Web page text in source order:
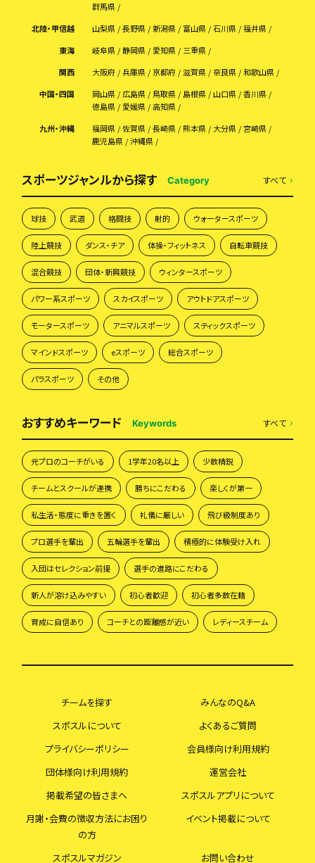
群馬県
北陸・甲信越
山梨県 長野県 新潟県 富山県 石川県
福井県
東海
岐阜県 静岡県 愛知県
三重県
関西
大阪府 兵庫県 京都府 滋賀県 奈良県
和歌山県
中国・四国
岡山県 広島県 鳥取県 島根県 山口県
香川県
徳島県
愛媛県
高知県
九州・沖縄
福岡県 佐賀県 長崎県 熊本県 大分県
宮崎県
鹿児島県
沖縄県
スポーツジャンルから探す Category すべて
球技 武道 格闘技 射的 ウォータースポーツ
陸上競技 ダンス・チア 体操・フィットネス 自転車競技
混合競技 団体・新興競技 ウィンタースポーツ
パワー系スポーツ スカイスポーツ アウトドアスポーツ
モータースポーツ アニマルスポーツ スティックスポーツ
マインドスポーツ eスポーツ 総合スポーツ
パラスポーツ その他
おすすめキーワード Keywords すべて
元プロのコーチがいる 1学年20名以上 少数精鋭
チームとスクールが連携 勝ちにこだわる 楽しくが第一
私生活・態度に重きを置く 礼儀に厳しい 飛び級制度あり
プロ選手を輩出 五輪選手を輩出 積極的に体験受け入れ
入団はセレクション前提 選手の進路にこだわる
新人が溶け込みやすい 初心者歓迎 初心者多数在籍
育成に自信あり コーチとの距離感が近い レディースチーム
チームを探す
みんなのQ&A
スポスルについて
よくあるご質問
プライバシーポリシー
会員様向け利用規約
団体様向け利用規約
運営会社
掲載希望の皆さまへ
スポスルアプリについて
月謝・会費の徴収方法にお困り
の方
イベント掲載について
スポスルマガジン お問い合わせ